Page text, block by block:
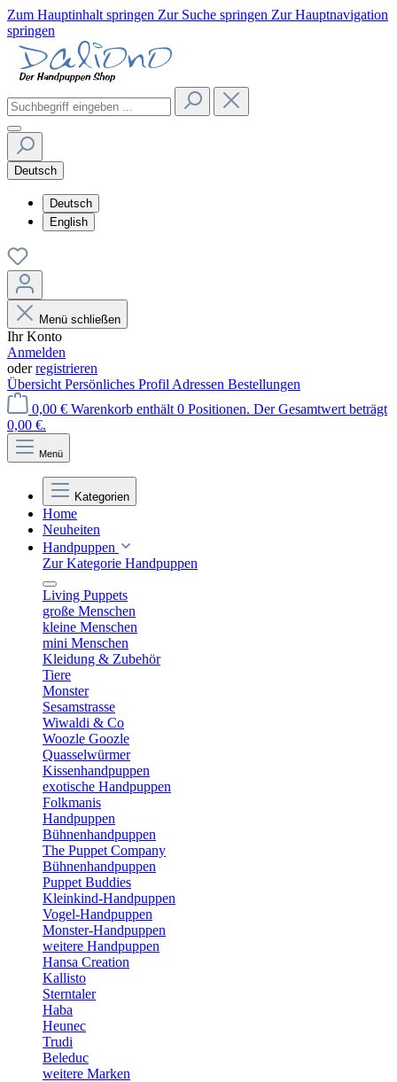
Zum Hauptinhalt springen Zur Suche springen Zur Hauptnavigation
springen
Deutsch
Deutsch
English
Menü schließen
Ihr Konto
Anmelden
oderregistrieren
Übersicht Persönliches Profil Adressen Bestellungen
0,00 € Warenkorb enthält 0 Positionen. Der Gesamtwert beträgt
0,00 €.
Menü
Kategorien
Home
Neuheiten
Handpuppen
Zur Kategorie Handpuppen
Living Puppets
große Menschen
kleine Menschen
mini Menschen
Kleidung & Zubehör
Tiere
Monster
Sesamstrasse
Wiwaldi & Co
Woozle Goozle
Quasselwürmer
Kissenhandpuppen
exotische Handpuppen
Folkmanis
Handpuppen
Bühnenhandpuppen
The Puppet Company
Bühnenhandpuppen
Puppet Buddies
Kleinkind-Handpuppen
Vogel-Handpuppen
Monster-Handpuppen
weitere Handpuppen
Hansa Creation
Kallisto
Sterntaler
Haba
Heunec
Trudi
Beleduc
weitere Marken